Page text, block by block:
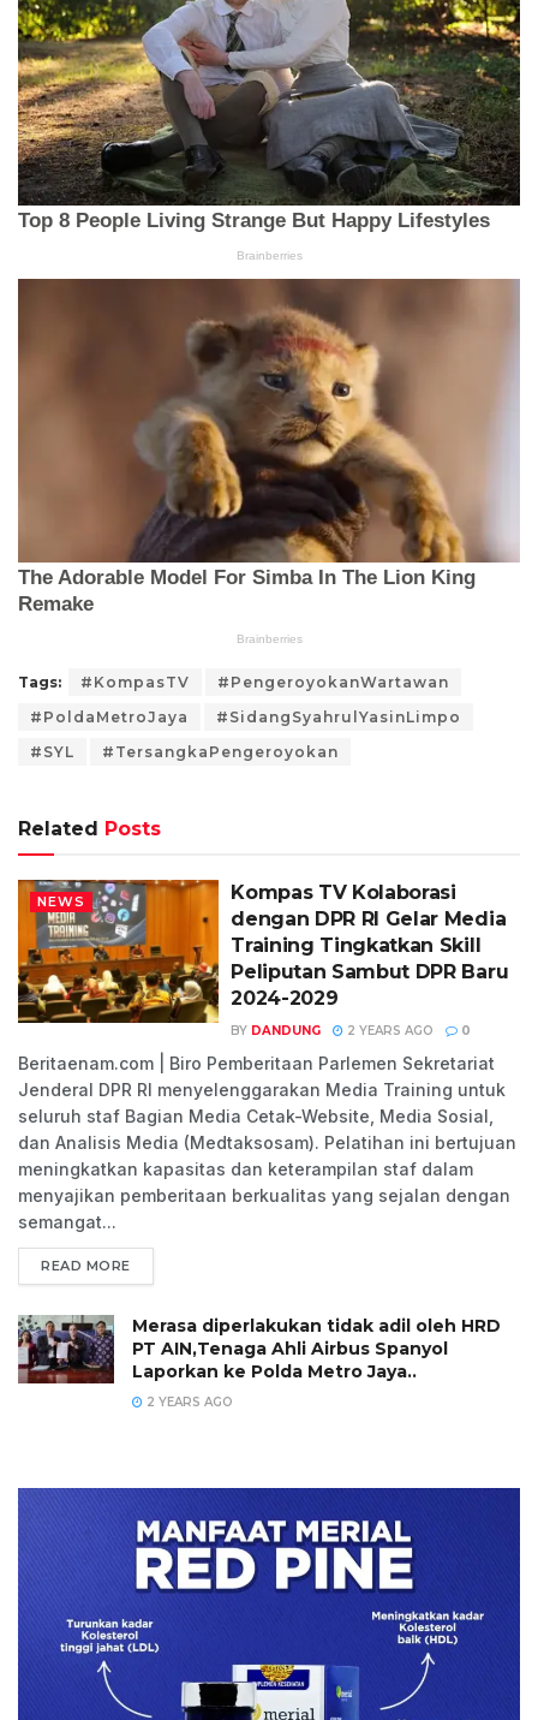
Tags: #KompasTV
#PengeroyokanWartawan
#PoldaMetroJaya
#SidangSyahrulYasinLimpo
#SYL
#TersangkaPengeroyokan
Related Posts
NEWS
Kompas TV Kolaborasi
dengan DPR RI Gelar Media
Training Tingkatkan Skill
Peliputan Sambut DPR Baru
2024-2029
BY DANDUNG 2 YEARS AGO 0
Beritaenam.com | Biro Pemberitaan Parlemen Sekretariat
Jenderal DPR RI menyelenggarakan Media Training untuk
seluruh staf Bagian Media Cetak-Website, Media Sosial,
dan Analisis Media (Medtaksosam). Pelatihan ini bertujuan
meningkatkan kapasitas dan keterampilan staf dalam
menyajikan pemberitaan berkualitas yang sejalan dengan
semangat...
READ MORE
Merasa diperlakukan tidak adil oleh HRD
PT AIN,Tenaga Ahli Airbus Spanyol
Laporkan ke Polda Metro Jaya..
2 YEARS AGO